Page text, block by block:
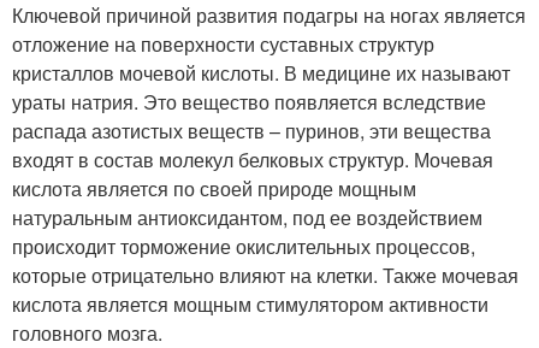
Ключевой причиной развития подагры на ногах является
отложение на поверхности суставных структур
кристаллов мочевой кислоты. В медицине их называют
ураты натрия. Это вещество появляется вследствие
распада азотистых веществ – пуринов, эти вещества
входят в состав молекул белковых структур. Мочевая
кислота является по своей природе мощным
натуральным антиоксидантом, под ее воздействием
происходит торможение окислительных процессов,
которые отрицательно влияют на клетки. Также мочевая
кислота является мощным стимулятором активности
головного мозга.